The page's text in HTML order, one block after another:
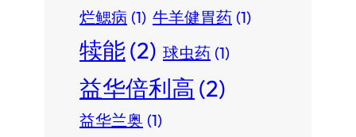
烂鳃病 (1) 牛羊健胃药 (1)
犊能(2) 球虫药 (1)
益华倍利高(2)
益华兰奥 (1)